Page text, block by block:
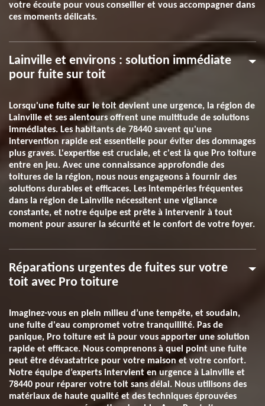
votre écoute pour vous conseiller et vous accompagner dans
ces moments délicats.
Lainville et environs : solution immédiate
pour fuite sur toit
Lorsqu'une fuite sur le toit devient une urgence, la région de
Lainville et ses alentours offrent une multitude de solutions
immédiates. Les habitants de 78440 savent qu'une
intervention rapide est essentielle pour éviter des dommages
plus graves. L'expertise est cruciale, et c'est là que Pro toiture
entre en jeu. Avec une connaissance approfondie des
toitures de la région, nous nous engageons à fournir des
solutions durables et efficaces. Les intempéries fréquentes
dans la région de Lainville nécessitent une vigilance
constante, et notre équipe est prête à intervenir à tout
moment pour assurer la sécurité et le confort de votre foyer.
Réparations urgentes de fuites sur votre
toit avec Pro toiture
Imaginez-vous en plein milieu d’une tempête, et soudain,
une fuite d'eau compromet votre tranquillité. Pas de
panique, Pro toiture est là pour vous apporter une solution
rapide et efficace. Nous comprenons à quel point une fuite
peut être dévastatrice pour votre maison et votre confort.
Notre équipe d’experts intervient en urgence à Lainville et
78440 pour réparer votre toit sans délai. Nous utilisons des
matériaux de haute qualité et des techniques éprouvées